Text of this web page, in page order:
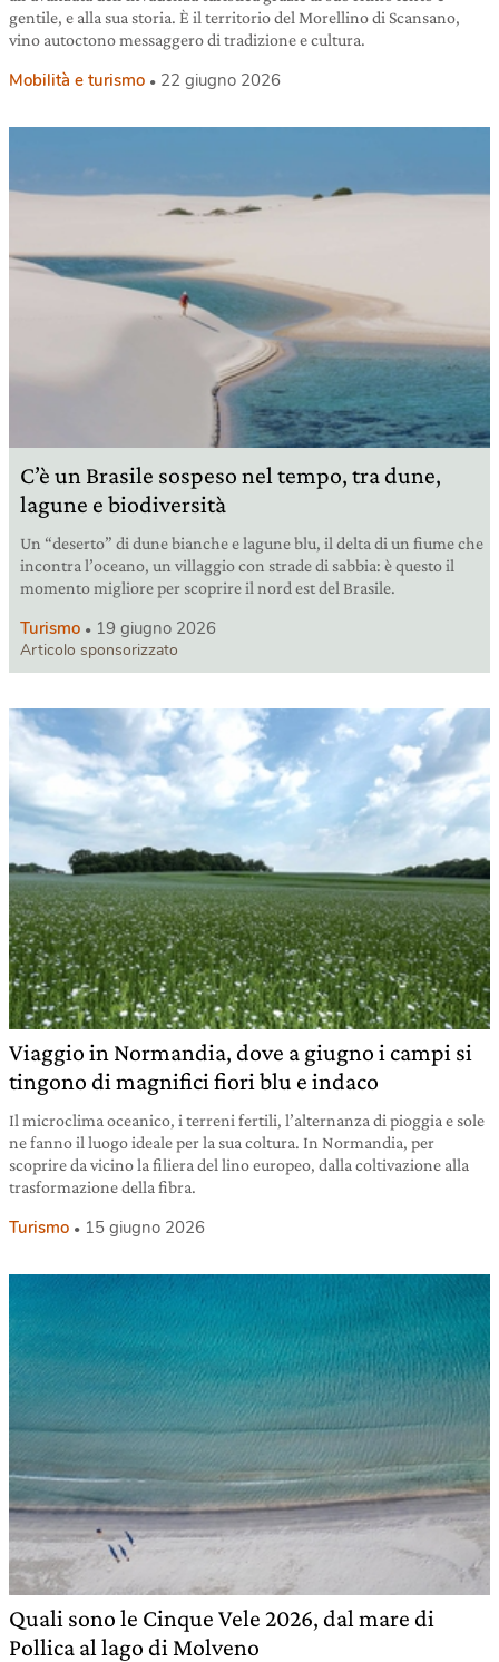
gentile, e alla sua storia. È il territorio del Morellino di Scansano,
vino autoctono messaggero di tradizione e cultura.
Mobilità e turismo 22 giugno 2026
C’è un Brasile sospeso nel tempo, tra dune,
lagune e biodiversità
Un “deserto” di dune bianche e lagune blu, il delta di un fiume che
incontra l’oceano, un villaggio con strade di sabbia: è questo il
momento migliore per scoprire il nord est del Brasile.
Turismo 19 giugno 2026
Articolo sponsorizzato
Viaggio in Normandia, dove a giugno i campi si
tingono di magnifici fiori blu e indaco
Il microclima oceanico, i terreni fertili, l’alternanza di pioggia e sole
ne fanno il luogo ideale per la sua coltura. In Normandia, per
scoprire da vicino la filiera del lino europeo, dalla coltivazione alla
trasformazione della fibra.
Turismo 15 giugno 2026
Quali sono le Cinque Vele 2026, dal mare di
Pollica al lago di Molveno